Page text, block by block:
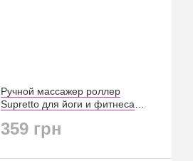
Ручной массажер роллер
Supretto для йоги и фитнеса
359 грн